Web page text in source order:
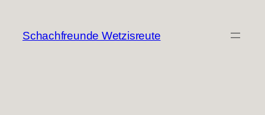
springen
Schachfreunde Wetzisreute